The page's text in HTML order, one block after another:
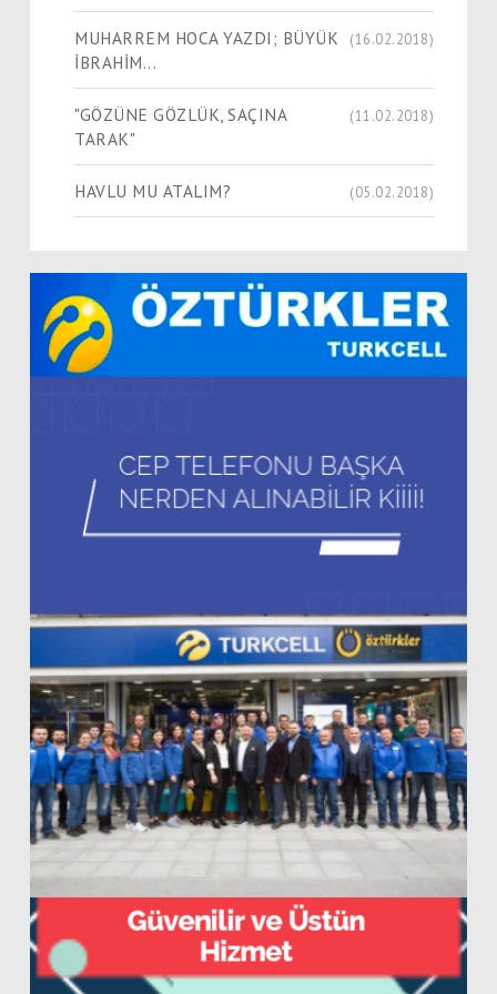
MUHARREM HOCA YAZDI; BÜYÜK
İBRAHİM...
(16.02.2018)
"GÖZÜNE GÖZLÜK, SAÇINA
TARAK"
(11.02.2018)
HAVLU MU ATALIM? (05.02.2018)